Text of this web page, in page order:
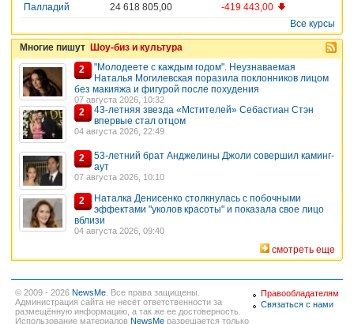
Палладий
24 618 805,00
-419 443,00
Все курсы
Многие пишут Шоу-биз и культура
2
"Молодеете с каждым годом". Неузнаваемая
Наталья Могилевская поразила поклонников лицом
без макияжа и фигурой после похудения
07 августа 2026, 10:32
2
43-летняя звезда «Мстителей» Себастиан Стэн
впервые стал отцом
04 августа 2026, 22:49
2
53-летний брат Анджелины Джоли совершил каминг-
аут
07 августа 2026, 10:10
2
Наталка Денисенко столкнулась с побочными
эффектами "уколов красоты" и показала свое лицо
вблизи
04 августа 2026, 09:40
смотреть еще
© 2009 - 2026 NewsMe . Все права защищены.
Администрация сайта не несёт ответственности за
размещённую информацию, а так же ее достоверность.
Использование материалов NewsMe разрешается только
Правообладателям
Связаться с нами